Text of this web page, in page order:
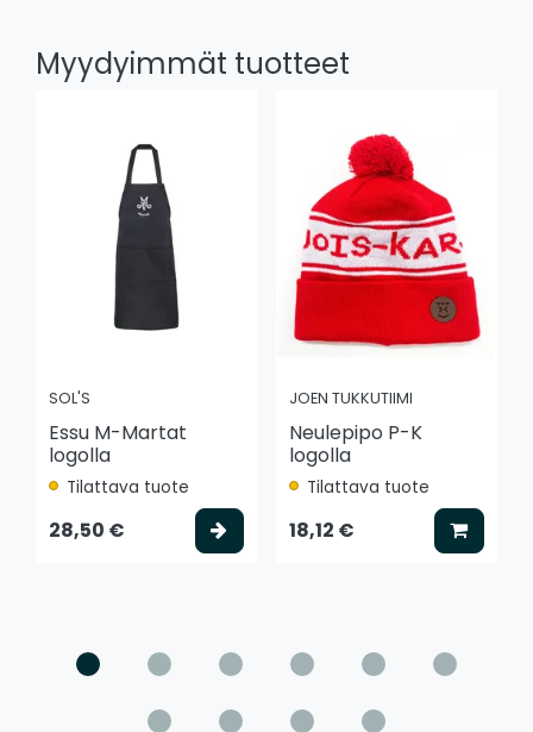
Myydyimmät tuotteet
SOL'S
Essu M-Martat
logolla
Tilattava tuote
28,50 € Valitse vaihtoehto
JOEN TUKKUTIIMI
Neulepipo P-K
logolla
Tilattava tuote
18,12 € Lisää